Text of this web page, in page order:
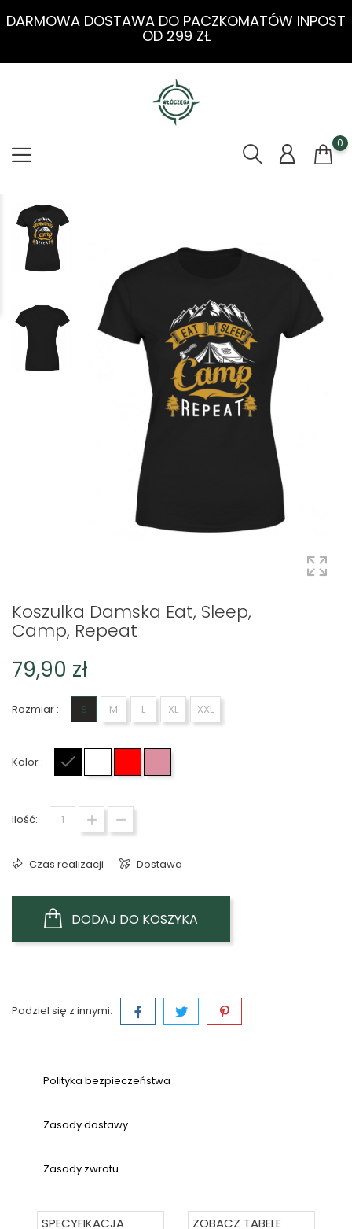
DARMOWA DOSTAWA DO PACZKOMATÓW INPOST
OD 299 ZŁ
0
Koszulka Damska Eat, Sleep,
Camp, Repeat
79,90 zł
Rozmiar : S M L XL XXL
Kolor :
Ilość:
Czas realizacji Dostawa
DODAJ DO KOSZYKA
Podziel się z innymi:
Polityka bezpieczeństwa
Zasady dostawy
Zasady zwrotu
SPECYFIKACJA
ZOBACZ TABELE